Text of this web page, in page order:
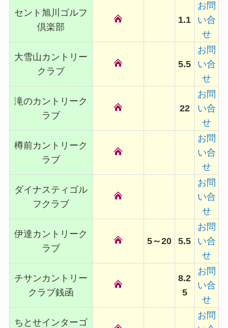
セント旭川ゴルフ
倶楽部
1.1
お問
い合
せ
大雪山カントリー
クラブ
5.5
お問
い合
せ
滝のカントリーク
ラブ
22
お問
い合
せ
樽前カントリーク
ラブ
お問
い合
せ
ダイナスティゴル
フクラブ
お問
い合
せ
伊達カントリーク
ラブ
5～20 5.5
お問
い合
せ
チサンカントリー
クラブ銭函
8.2
5
お問
い合
せ
ちとせインターゴ
お問